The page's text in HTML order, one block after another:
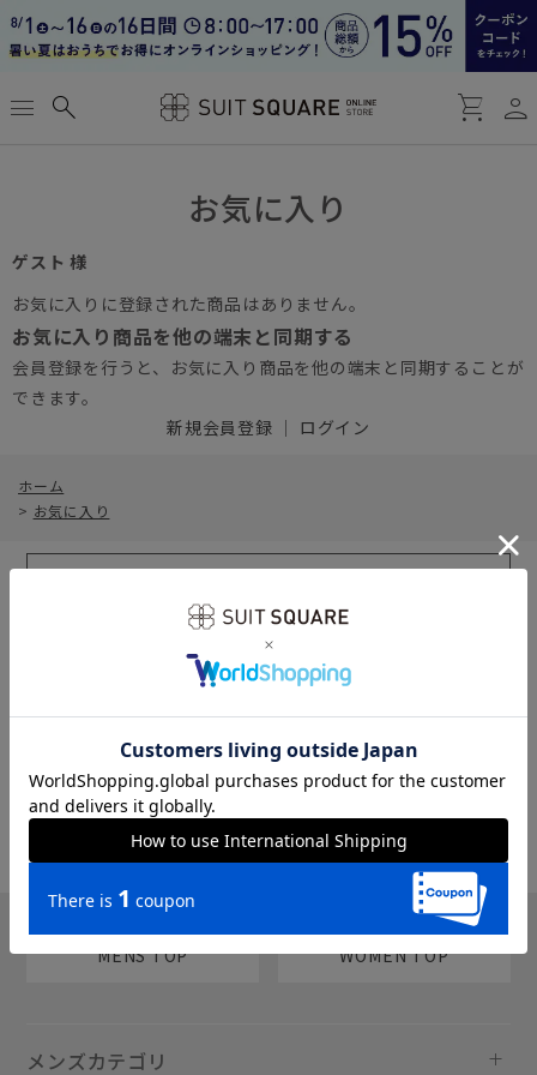
menu search shopping_cart person
お気に入り
ゲスト 様
お気に入りに登録された商品はありません。
お気に入り商品を他の端末と同期する
会員登録を行うと、お気に入り商品を他の端末と同期することが
できます。
新規会員登録 ｜ ログイン
ホーム
> お気に入り
sms
MENS TOP WOMEN TOP
メンズカテゴリ